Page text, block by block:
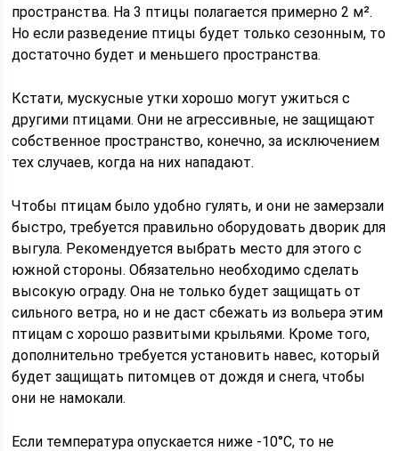
пространства. На 3 птицы полагается примерно 2 м².
Но если разведение птицы будет только сезонным, то
достаточно будет и меньшего пространства.
Кстати, мускусные утки хорошо могут ужиться с
другими птицами. Они не агрессивные, не защищают
собственное пространство, конечно, за исключением
тех случаев, когда на них нападают.
Чтобы птицам было удобно гулять, и они не замерзали
быстро, требуется правильно оборудовать дворик для
выгула. Рекомендуется выбрать место для этого с
южной стороны. Обязательно необходимо сделать
высокую ограду. Она не только будет защищать от
сильного ветра, но и не даст сбежать из вольера этим
птицам с хорошо развитыми крыльями. Кроме того,
дополнительно требуется установить навес, который
будет защищать питомцев от дождя и снега, чтобы
они не намокали.
Если температура опускается ниже -10°C, то не